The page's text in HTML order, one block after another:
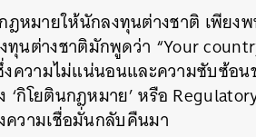
หมายให้นักลงทุนต่างชาติ เพีย
นต่างชาติมักพูดว่า “Your
ความไม่แน่นอนและความซับซ้อ
‘กิโยตินกฎหมาย’ หรือ
ความเชื่อมั่นกลับคืนมา